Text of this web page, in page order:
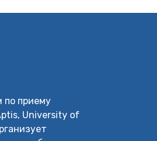
по приему
University of